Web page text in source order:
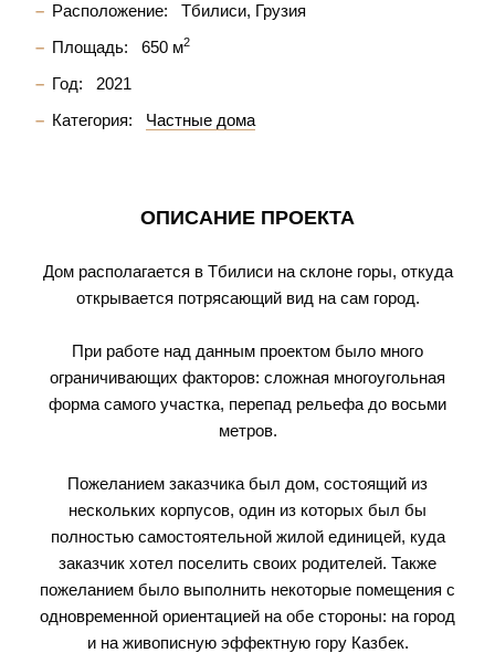
Расположение:
Тбилиси, Грузия
Площадь:
650 м2
Год:
2021
Категория:
Частные дома
ОПИСАНИЕ ПРОЕКТА
Дом располагается в Тбилиси на склоне горы, откуда
открывается потрясающий вид на сам город.
При работе над данным проектом было много
ограничивающих факторов: сложная многоугольная
форма самого участка, перепад рельефа до восьми
метров.
Пожеланием заказчика был дом, состоящий из
нескольких корпусов, один из которых был бы
полностью самостоятельной жилой единицей, куда
заказчик хотел поселить своих родителей. Также
пожеланием было выполнить некоторые помещения с
одновременной ориентацией на обе стороны: на город
и на живописную эффектную гору Казбек.